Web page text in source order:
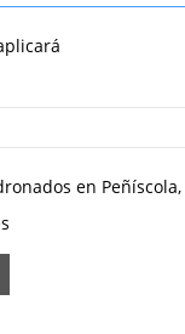
en Peñíscola,